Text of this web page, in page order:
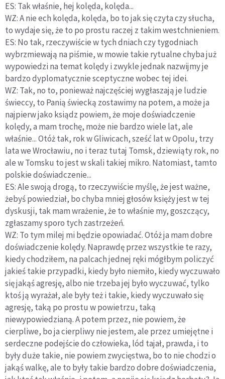
ES: Tak właśnie, hej kolęda, kolęda...
WZ: A nie ech kolęda, kolęda, bo to jak się czyta czy słucha,
to wydaje się, że to po prostu raczej z takim westchnieniem.
ES: No tak, rzeczywiście w tych dniach czy tygodniach
wybrzmiewają na piśmie, w mowie takie rytualne chyba już
wypowiedzi na temat kolędy i zwykle jednak nazwijmy je
bardzo dyplomatycznie sceptyczne wobec tej idei.
WZ: Tak, no to, ponieważ najczęściej wygłaszają je ludzie
świeccy, to Panią świecką zostawimy na potem, a może ja
najpierw jako ksiądz powiem, że moje doświadczenie
kolędy, a mam trochę, może nie bardzo wiele lat, ale
właśnie... Otóż tak, rok w Gliwicach, sześć lat w Opolu, trzy
lata we Wrocławiu, no i teraz tutaj Tomsk, dziewiąty rok, no
ale w Tomsku to jest w skali takiej mikro. Natomiast, tamto
polskie doświadczenie...
ES: Ale swoją drogą, to rzeczywiście myślę, że jest ważne,
żebyś powiedział, bo chyba mniej głosów księży jest w tej
dyskusji, tak mam wrażenie, że to właśnie my, goszczący,
zgłaszamy sporo tych zastrzeżeń.
WZ: To tym milej mi będzie opowiadać. Otóż ja mam dobre
doświadczenie kolędy. Naprawdę przez wszystkie te razy,
kiedy chodziłem, na palcach jednej ręki mógłbym policzyć
jakieś takie przypadki, kiedy było niemiło, kiedy wyczuwało
się jakąś agresję, albo nie trzeba jej było wyczuwać, tylko
ktoś ją wyrażał, ale były też i takie, kiedy wyczuwało się
agresję, taką po prostu w powietrzu, taką
niewypowiedzianą. A potem przez, nie powiem, że
cierpliwe, bo ja cierpliwy nie jestem, ale przez umiejętne i
serdeczne podejście do człowieka, lód tajał, prawda, i to
były duże takie, nie powiem zwycięstwa, bo to nie chodzi o
jakąś walkę, ale to były takie bardzo dobre doświadczenia,